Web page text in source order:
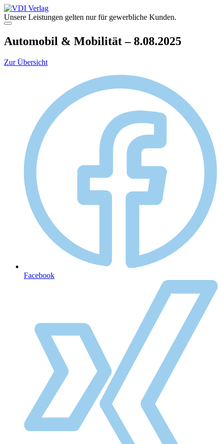
Zum
Inhalt
springen
Unsere Leistungen gelten nur für gewerbliche Kunden.
Menü
Automobil & Mobilität – 8.08.2025
Zur Übersicht
Facebook